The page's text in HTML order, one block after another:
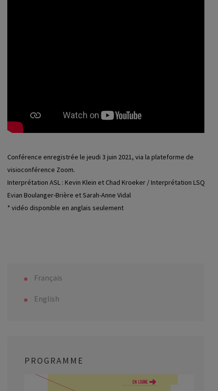
Conférence enregistrée le jeudi 3 juin 2021, via la plateforme de
visioconférence Zoom.
Interprétation ASL : Kevin Klein et Chad Kroeker / Interprétation LSQ :
Evian Boulanger-Brière et Sarah-Anne Vidal
* vidéo disponible en anglais seulement
Français
English
PROGRAMME